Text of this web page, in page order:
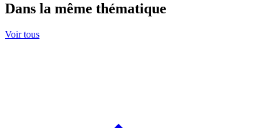
Dans la même thématique
Voir tous